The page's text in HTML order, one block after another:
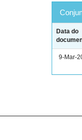
Data do
9-Mar-